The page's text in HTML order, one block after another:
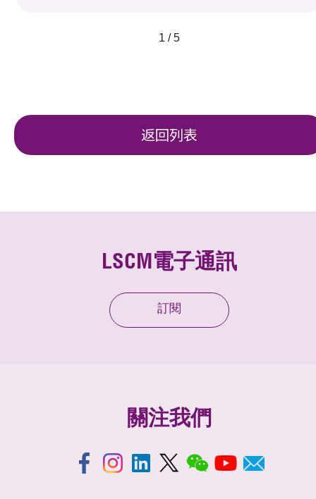
1 / 5
返回列表
LSCM電子通訊
訂閱
關注我們